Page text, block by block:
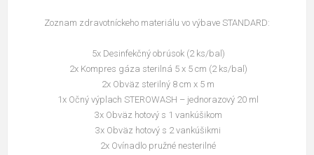
Zoznam zdravotníckeho materiálu vo výbave STANDARD:
5x Desinfekčný obrúsok (2 ks/bal)
2x Kompres gáza sterilná 5 x 5 cm (2 ks/bal)
2x Obväz sterilný 8 cm x 5 m
1x Očný výplach STEROWASH – jednorazový 20 ml
3x Obväz hotový s 1 vankúšikom
3x Obväz hotový s 2 vankúšikmi
2x Ovínadlo pružné nesterilné